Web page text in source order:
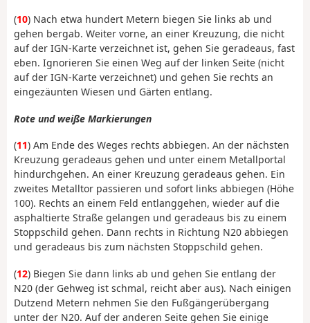
(10) Nach etwa hundert Metern biegen Sie links ab und
gehen bergab. Weiter vorne, an einer Kreuzung, die nicht
auf der IGN-Karte verzeichnet ist, gehen Sie geradeaus, fast
eben. Ignorieren Sie einen Weg auf der linken Seite (nicht
auf der IGN-Karte verzeichnet) und gehen Sie rechts an
eingezäunten Wiesen und Gärten entlang.
Rote und weiße Markierungen
(11) Am Ende des Weges rechts abbiegen. An der nächsten
Kreuzung geradeaus gehen und unter einem Metallportal
hindurchgehen. An einer Kreuzung geradeaus gehen. Ein
zweites Metalltor passieren und sofort links abbiegen (Höhe
100). Rechts an einem Feld entlanggehen, wieder auf die
asphaltierte Straße gelangen und geradeaus bis zu einem
Stoppschild gehen. Dann rechts in Richtung N20 abbiegen
und geradeaus bis zum nächsten Stoppschild gehen.
(12) Biegen Sie dann links ab und gehen Sie entlang der
N20 (der Gehweg ist schmal, reicht aber aus). Nach einigen
Dutzend Metern nehmen Sie den Fußgängerübergang
unter der N20. Auf der anderen Seite gehen Sie einige